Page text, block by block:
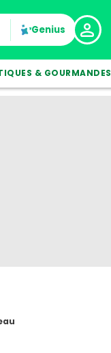
Genius
& GOURMANDES